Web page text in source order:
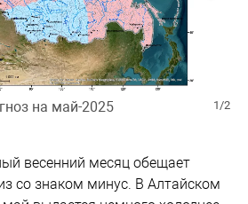
1/2
на май-2025
весенний месяц обещает
со знаком минус. В Алтайском